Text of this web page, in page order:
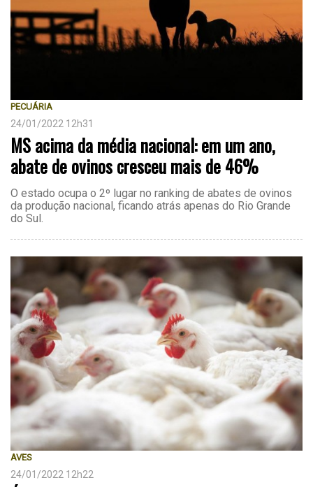
PECUÁRIA
24/01/2022 12h31
MS acima da média nacional: em um ano,
abate de ovinos cresceu mais de 46%
O estado ocupa o 2º lugar no ranking de abates de ovinos
da produção nacional, ficando atrás apenas do Rio Grande
do Sul.
AVES
24/01/2022 12h22